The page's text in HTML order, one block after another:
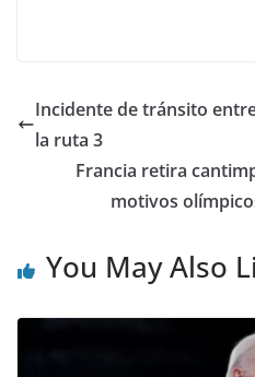
Incidente de tránsito
la ruta 3
Francia retira
motivos
You May Also